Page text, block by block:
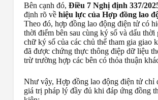
Bên cạnh đó, Điều 7 Nghị định 337/
định rõ về hiệu lực của Hợp đồng lao
Theo đó, hợp đồng lao động điện tử có
thời điểm bên sau cùng ký số và dấu thời
chữ ký số của các chủ thể tham gia giao
đã được chứng thực thông điệp dữ liệu
trừ trường hợp các bên có thỏa thuận
Như vậy, Hợp đồng lao động điện tử chỉ
giá trị pháp lý đầy đủ khi đáp ứng đồng